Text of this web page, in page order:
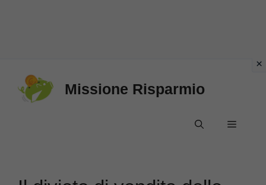
Missione Risparmio
Menu